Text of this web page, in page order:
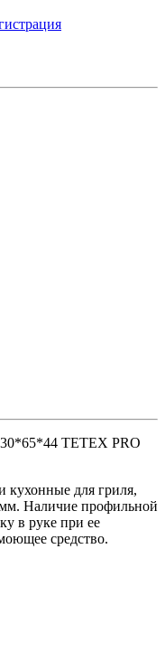
TETEX PRO
кухонные для гриля,
Наличие профильной
в руке при ее
средство.